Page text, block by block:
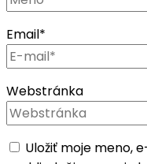
Email*
Webstránka
Uložiť moje meno,